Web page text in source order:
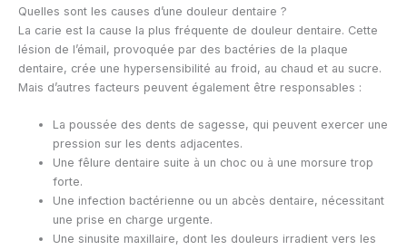
Quelles sont les causes d’une douleur dentaire ?
La carie est la cause la plus fréquente de douleur dentaire. Cette
lésion de l’émail, provoquée par des bactéries de la plaque
dentaire, crée une hypersensibilité au froid, au chaud et au sucre.
Mais d’autres facteurs peuvent également être responsables :
La poussée des dents de sagesse, qui peuvent exercer une
pression sur les dents adjacentes.
Une fêlure dentaire suite à un choc ou à une morsure trop
forte.
Une infection bactérienne ou un abcès dentaire, nécessitant
une prise en charge urgente.
Une sinusite maxillaire, dont les douleurs irradient vers les